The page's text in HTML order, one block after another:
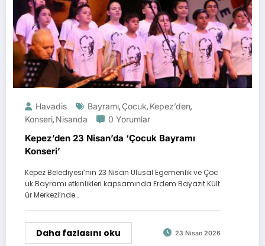
Havadis Bayramı, Çocuk, Kepez’den,
Konseri, Nisanda 0 Yorumlar
Kepez’den 23 Nisan’da ‘Çocuk Bayramı
Konseri’
Kepez Belediyesi’nin 23 Nisan Ulusal Egemenlik ve Çoc
uk Bayramı etkinlikleri kapsamında Erdem Bayazıt Kült
ür Merkezi’nde…
Daha fazlasını oku 23 Nisan 2026